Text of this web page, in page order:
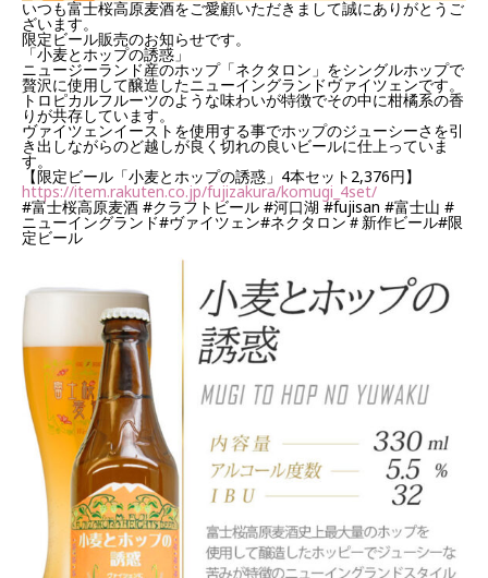
いつも富士桜高原麦酒をご愛顧いただきまして誠にありがとうご
ざいます。
限定ビール販売のお知らせです。
「小麦とホップの誘惑」
ニュージーランド産のホップ「ネクタロン」をシングルホップで
贅沢に使用して醸造したニューイングランドヴァイツェンです。
トロピカルフルーツのような味わいが特徴でその中に柑橘系の香
りが共存しています。
ヴァイツェンイーストを使用する事でホップのジューシーさを引
き出しながらのど越しが良く切れの良いビールに仕上っていま
す。
【限定ビール「小麦とホップの誘惑」4本セット2,376円】
https://item.rakuten.co.jp/fujizakura/komugi_4set/
#富士桜高原麦酒 #クラフトビール #河口湖 #fujisan #富士山 #
ニューイングランド#ヴァイツェン#ネクタロン＃新作ビール#限
定ビール